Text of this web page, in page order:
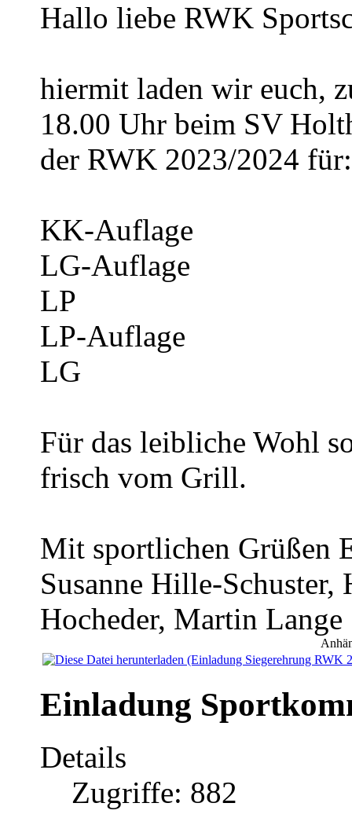
Hallo liebe RWK
hiermit laden wir euch,
18.00 Uhr beim SV
der RWK 2023/2024 für:
KK-Auflage
LG-Auflage
LP
LP-Auflage
LG
Für das leibliche Wohl
frisch vom Grill.
Mit sportlichen Grüßen
Susanne Hille-
Hocheder, Martin Lange
Einladung
Details
Zugriffe: 882